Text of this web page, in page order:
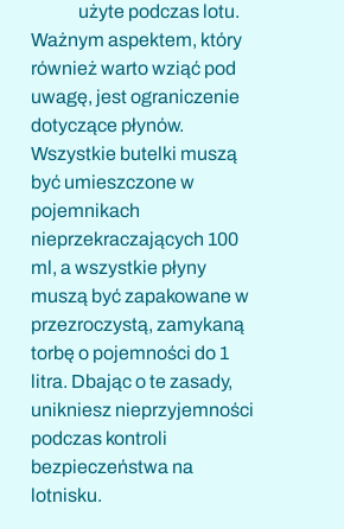
użyte podczas lotu.
Ważnym aspektem, który
również warto wziąć pod
uwagę, jest ograniczenie
dotyczące płynów.
Wszystkie butelki muszą
być umieszczone w
pojemnikach
nieprzekraczających 100
ml, a wszystkie płyny
muszą być zapakowane w
przezroczystą, zamykaną
torbę o pojemności do 1
litra. Dbając o te zasady,
unikniesz nieprzyjemności
podczas kontroli
bezpieczeństwa na
lotnisku.